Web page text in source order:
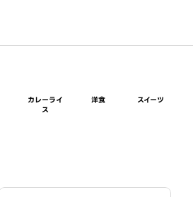
カレーライ
ス
洋食 スイーツ